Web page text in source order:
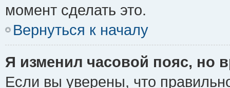
момент сделать это.
Вернуться к началу
Я изменил часовой пояс, но
Если вы уверены, что